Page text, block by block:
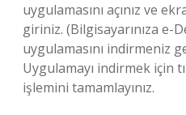
uygulamasını açınız ve
giriniz. (Bilgisayarınıza e-
uygulamasını indirmeniz
Uygulamayı indirmek için
işlemini tamamlayınız.